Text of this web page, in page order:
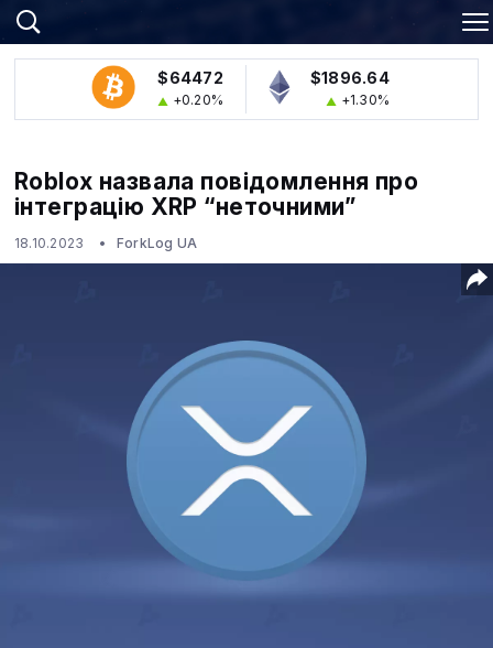
$64472
+0.20%
$1896.64
+1.30%
Roblox назвала повідомлення про
інтеграцію XRP “неточними”
18.10.2023 ForkLog UA